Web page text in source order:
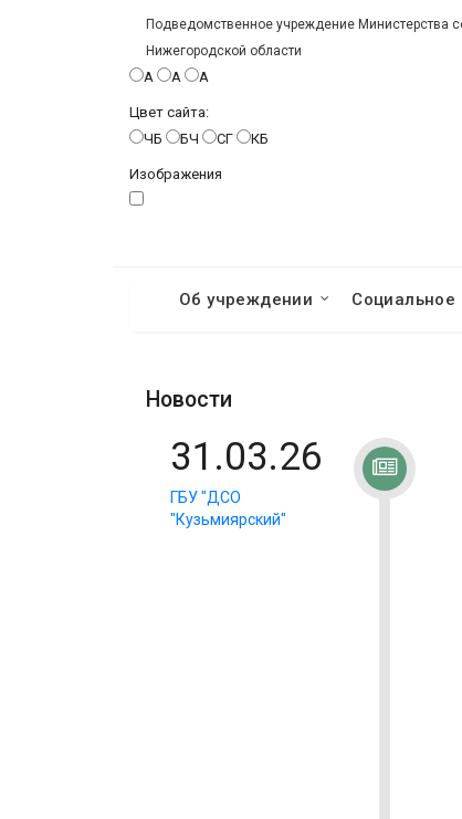
Подведомственное учреждение Министерства
Нижегородской области
A
A A
Цвет сайта:
ЧБ
БЧ СГ КБ
Изображения
Об учреждении Социальное
Новости
31.03.26
ГБУ "ДСО
"Кузьмиярский"